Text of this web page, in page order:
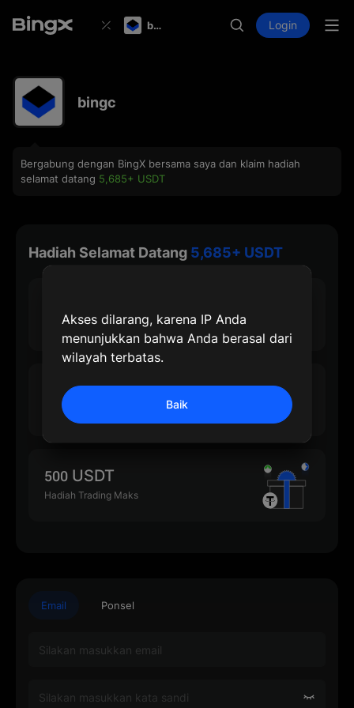
bingc Login
bingc
Bergabung dengan BingX bersama saya dan klaim hadiah
selamat datang 5,685+ USDT
Hadiah Selamat Datang 5,685+ USDT
Hadiah Pendaftaran Maks
500 USDT
Hadiah Deposit Maks
500 USDT
Hadiah Trading Maks
Email Ponsel
Akses dilarang, karena IP Anda
menunjukkan bahwa Anda berasal dari
wilayah terbatas.
Baik